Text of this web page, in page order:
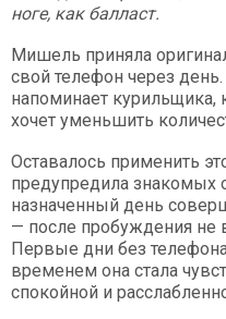
ноге, как балласт.
Мишель приняла
свой телефон через
напоминает курильщика,
хочет уменьшить
Оставалось применить
предупредила знакомых
назначенный день
— после пробуждения
Первые дни без
временем она стала
спокойной и